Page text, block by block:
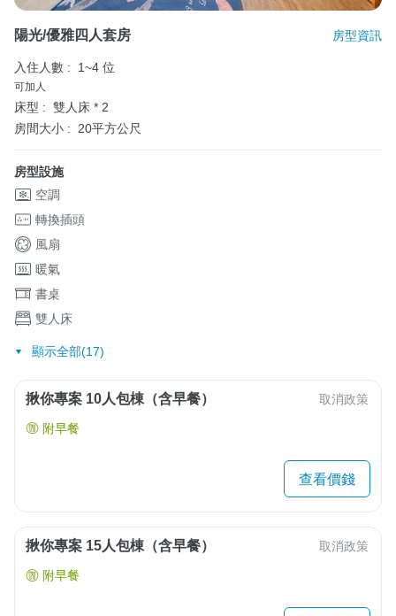
陽光/優雅四人套房 房型資訊
入住人數 : 1~4 位
可加人
床型 : 雙人床 * 2
房間大小 :
20平方公尺
房型設施
空調
轉換插頭
風扇
暖氣
書桌
雙人床
顯示全部(17)
揪你專案 10人包棟（含早餐） 取消政策
附早餐
查看價錢
揪你專案 15人包棟（含早餐） 取消政策
附早餐